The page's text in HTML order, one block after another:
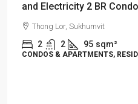
and Electricity 2 BR
Thong Lor, Sukhumvit
2 2 95 sqm²
CONDOS & APARTMENTS,